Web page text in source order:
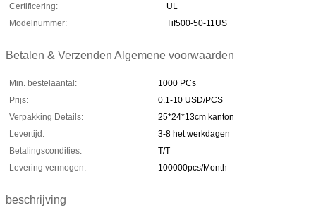
Certificering:
UL
Modelnummer:
Tif500-50-11US
Betalen & Verzenden Algemene voorwaarden
Min. bestelaantal:
1000 PCs
Prijs:
0.1-10 USD/PCS
Verpakking Details:
25*24*13cm kanton
Levertijd:
3-8 het werkdagen
Betalingscondities:
T/T
Levering vermogen:
100000pcs/Month
beschrijving